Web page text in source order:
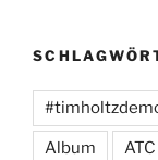
Album ATC